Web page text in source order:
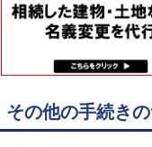
その他の手続き